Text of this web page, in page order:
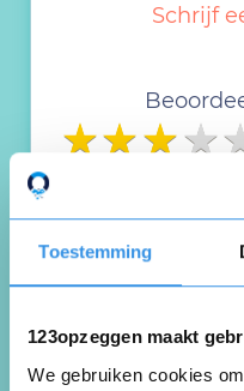
Toestemming
123opzeggen maakt
We gebruiken cookies
Schrijf